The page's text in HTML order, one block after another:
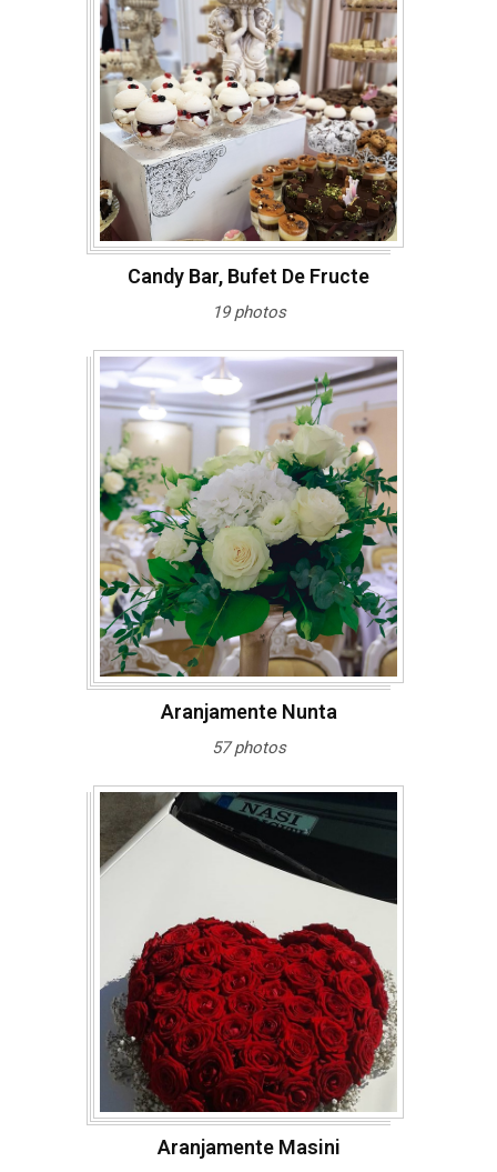
Candy Bar, Bufet De Fructe
19 photos
Aranjamente Nunta
57 photos
Aranjamente Masini